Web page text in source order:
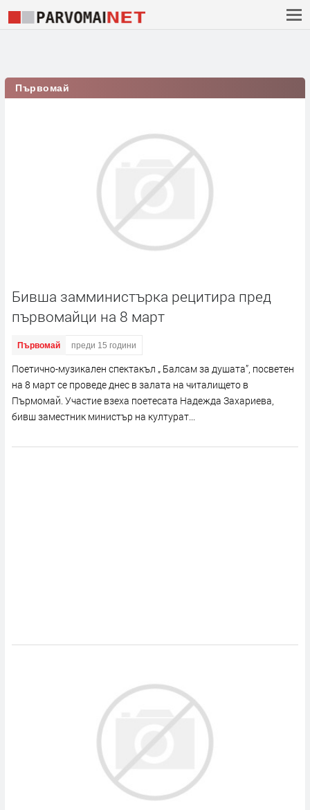
Първомай
Бивша замминистърка рецитира пред
първомайци на 8 март
Първомай преди 15 години
Поетично-музикален спектакъл „ Балсам за душата”, посветен
на 8 март се проведе днес в залата на читалището в
Пърмомай. Участие взеха поетесата Надежда Захариева,
бивш заместник министър на културат...